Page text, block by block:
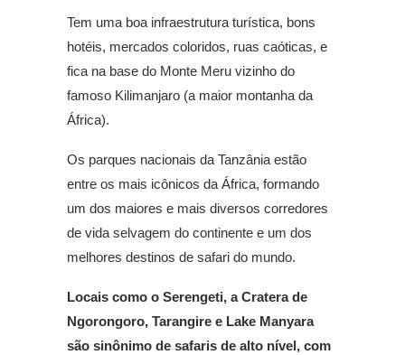
Tem uma boa infraestrutura turística, bons
hotéis, mercados coloridos, ruas caóticas, e
fica na base do Monte Meru vizinho do
famoso Kilimanjaro (a maior montanha da
África).
Os parques nacionais da Tanzânia estão
entre os mais icônicos da África, formando
um dos maiores e mais diversos corredores
de vida selvagem do continente e um dos
melhores destinos de safari do mundo.
Locais como o Serengeti, a Cratera de
Ngorongoro, Tarangire e Lake Manyara
são sinônimo de safaris de alto nível, com